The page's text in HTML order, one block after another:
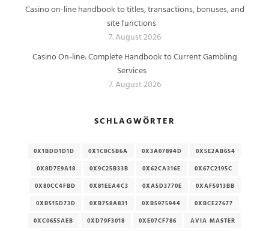
Casino on-line handbook to titles, transactions, bonuses, and
site functions
7. August 2026
Casino On-line: Complete Handbook to Current Gambling
Services
7. August 2026
SCHLAGWÖRTER
0X1BDD1D1D 0X1C8C5B6A 0X3A07894D
0X5E2AB654
0X8D7E9A18
0X9C25B33B 0X62CA316E
0X67C2195C
0X80CC4FBD
0X81EEA4C3 0XA5D3770E
0XAF5913BB
0XB515D73D
0XB758A831 0XB5975944
0XBCE27677
0XC0655AEB
0XD79F3018 0XE07CF786
AVIA MASTER